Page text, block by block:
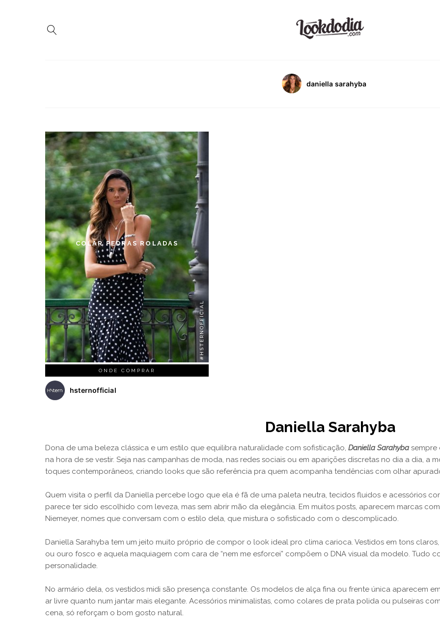
daniella sarahyba
COLAR PEDRAS ROLADAS
#HSTERNOFFICIAL
ONDE COMPRAR
hsternofficial
Daniella Sarahyba
Dona de uma beleza clássica e um estilo que equilibra naturalidade com sofisticação, Daniella Sarahyba sempre
na hora de se vestir. Seja nas campanhas de moda, nas redes sociais ou em aparições discretas no dia a dia, a
toques contemporâneos, criando looks que são referência pra quem acompanha tendências com olhar
Quem visita o perfil da Daniella percebe logo que ela é fã de uma paleta neutra, tecidos fluidos e acessórios
parece ter sido escolhido com leveza, mas sem abrir mão da elegância. Em muitos posts, aparecem marcas
Niemeyer, nomes que conversam com o estilo dela, que mistura o sofisticado com o descomplicado.
Daniella Sarahyba tem um jeito muito próprio de compor o look ideal pro clima carioca. Vestidos em tons
ou ouro fosco e aquela maquiagem com cara de “nem me esforcei” compõem o DNA visual da modelo. Tudo
personalidade.
No armário dela, os vestidos midi são presença constante. Os modelos de alça fina ou frente única aparecem
ar livre quanto num jantar mais elegante. Acessórios minimalistas, como colares de prata polida ou pulseiras
cena, só reforçam o bom gosto natural.